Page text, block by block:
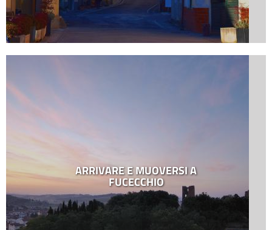
ARRIVARE E MUOVERSI A
FUCECCHIO